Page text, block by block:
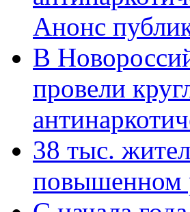
Анонс
В
провели
38 тыс.
повышенном